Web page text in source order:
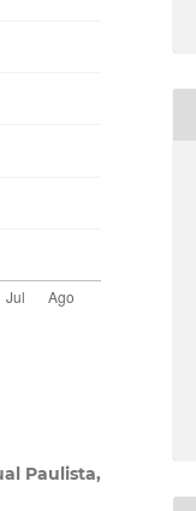
Paulista,